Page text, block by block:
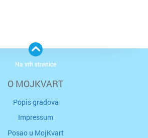
O MOJKVART
Popis gradova
Impressum
Posao u MojKvart
Na vrh stranice